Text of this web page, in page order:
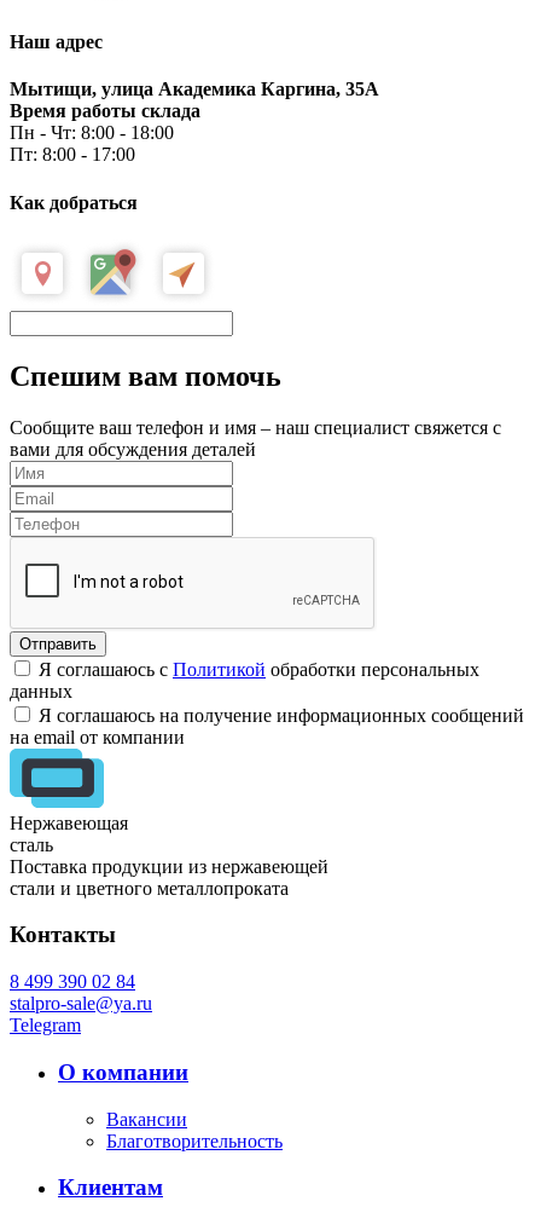
Наш адрес
Мытищи, улица Академика Каргина, 35А
Время работы склада
Пн - Чт: 8:00 - 18:00
Пт: 8:00 - 17:00
Как добраться
Спешим вам помочь
Сообщите ваш телефон и имя – наш специалист свяжется с
вами для обсуждения деталей
Я соглашаюсь с Политикой обработки персональных
данных
Я соглашаюсь на получение информационных сообщений
на email от компании
Нержавеющая
сталь
Поставка продукции из нержавеющей
стали и цветного металлопроката
Контакты
8 499 390 02 84
stalpro-sale@ya.ru
Telegram
О компании
Вакансии
Благотворительность
Клиентам